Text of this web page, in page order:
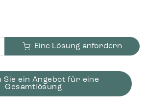
Menge
Eine Lösung anfordern
Sie ein Angebot für eine
Gesamtlösung